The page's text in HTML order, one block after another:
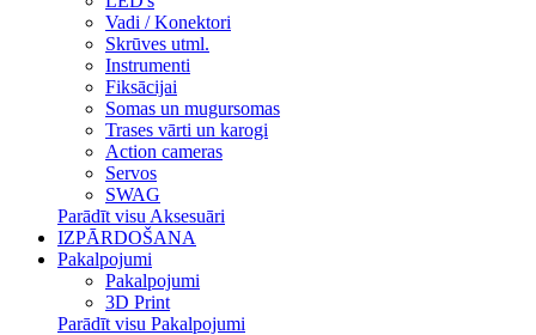
Vadi / Konektori
Skrūves utml.
Instrumenti
Fiksācijai
Somas un mugursomas
Trases vārti un karogi
Action cameras
Servos
SWAG
Parādīt visu Aksesuāri
IZPĀRDOŠANA
Pakalpojumi
Pakalpojumi
3D Print
Parādīt visu Pakalpojumi